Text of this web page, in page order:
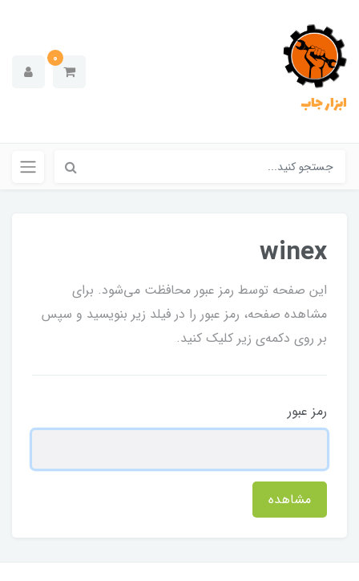
ابزار جاب
0
winex
این صفحه توسط رمز عبور محافظت می‌شود. برای
مشاهده صفحه، رمز عبور را در فیلد زیر بنویسید و سپس
بر روی دکمه‌ی زیر کلیک کنید.
رمز عبور
مشاهده